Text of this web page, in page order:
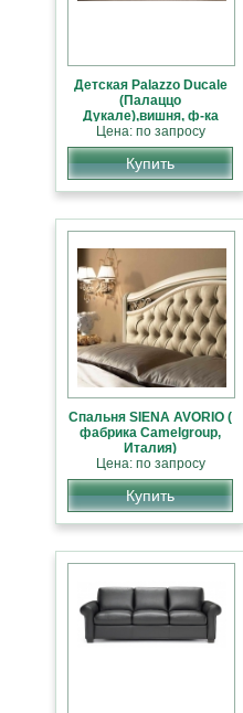
Детская Palazzo Ducale
(Палаццо
Дукале),вишня, ф-ка
Prama, Италия
НОВИНКА 2014
Цена: по запросу
Купить
Cпальня SIENA AVORIO (
фабрика Camelgroup,
Италия)
Цена: по запросу
Купить